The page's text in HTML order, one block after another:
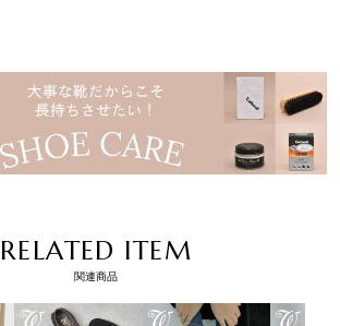
RELATED ITEM
関連商品